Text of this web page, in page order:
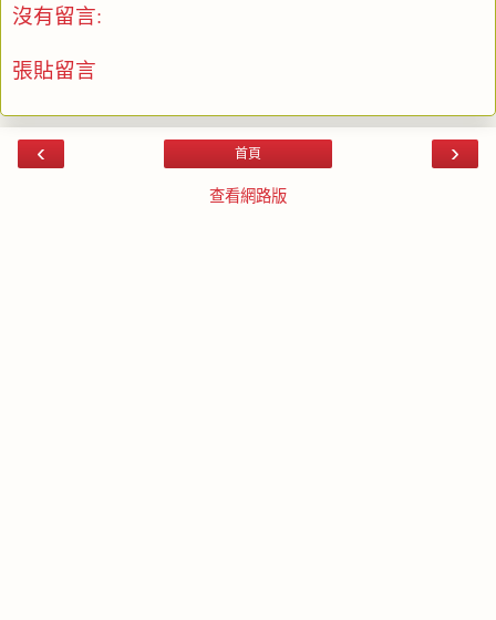
沒有留言:
張貼留言
‹ ›
首頁
查看網路版